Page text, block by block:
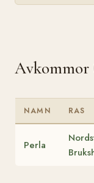
Avkommor
NAMN RAS
Perla